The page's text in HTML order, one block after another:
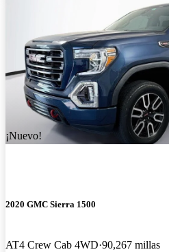
¡Nuevo!
2020 GMC Sierra 1500
AT4 Crew Cab 4WD 90,267 millas